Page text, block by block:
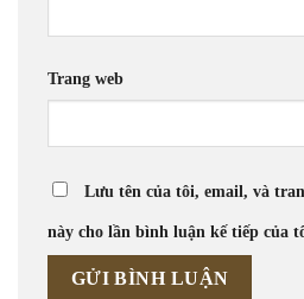
Trang web
Lưu tên của tôi, email, và
này cho lần bình luận kế tiếp của